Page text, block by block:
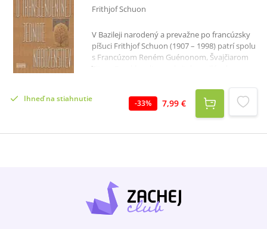
Frithjof Schuon
V Bazileji narodený a prevažne po francúzsky
píšuci Frithjof Schuon (1907 – 1998) patrí spolu
s Francúzom Reném Guénonom, Švajčiarom
Titom Burckhardtom a britsko-cejlónskym
Coomaraswamym k hlavným predstaviteľom
myšlienkového prúdu nazývaného
perennializmus. Je autorom takmer tridsiatich
fenoménom, metafyzikou, spiritualitou a
Schuon zároveň „metafyzikom, teológom,
filozofom a logikom (...) zaoberajúcim sa
komparatívnym štúdiom náboženstiev (...) a
vedou o spoločnosti a o človeku, interpretom
Ihneď na stiahnutie -33% 7,99 €